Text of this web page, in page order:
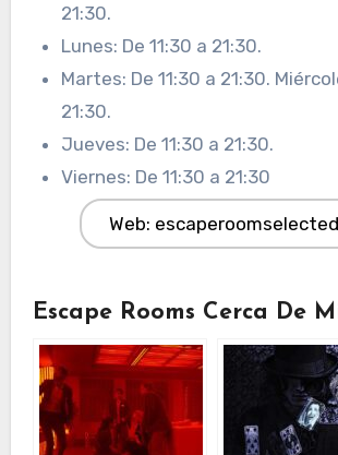
21:30.
Lunes: De 11:30 a 21:30.
Martes: De 11:30 a 21:30.
21:30.
Jueves: De 11:30 a 21:30.
Viernes: De 11:30 a 21:30
Web:
Escape Rooms Cerca De